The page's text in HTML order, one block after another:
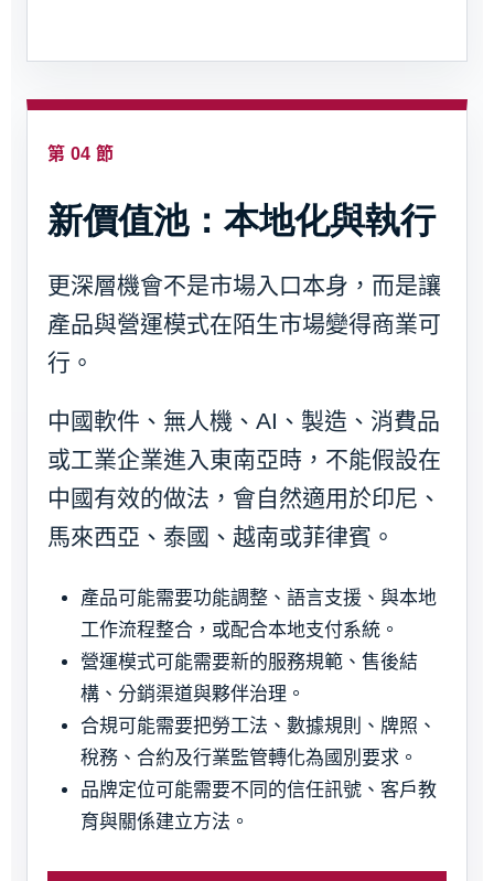
第 04 節
新價值池：本地化與執行
更深層機會不是市場入口本身，而是讓
產品與營運模式在陌生市場變得商業可
行。
中國軟件、無人機、AI、製造、消費品
或工業企業進入東南亞時，不能假設在
中國有效的做法，會自然適用於印尼、
馬來西亞、泰國、越南或菲律賓。
產品可能需要功能調整、語言支援、與本地
工作流程整合，或配合本地支付系統。
營運模式可能需要新的服務規範、售後結
構、分銷渠道與夥伴治理。
合規可能需要把勞工法、數據規則、牌照、
稅務、合約及行業監管轉化為國別要求。
品牌定位可能需要不同的信任訊號、客戶教
育與關係建立方法。